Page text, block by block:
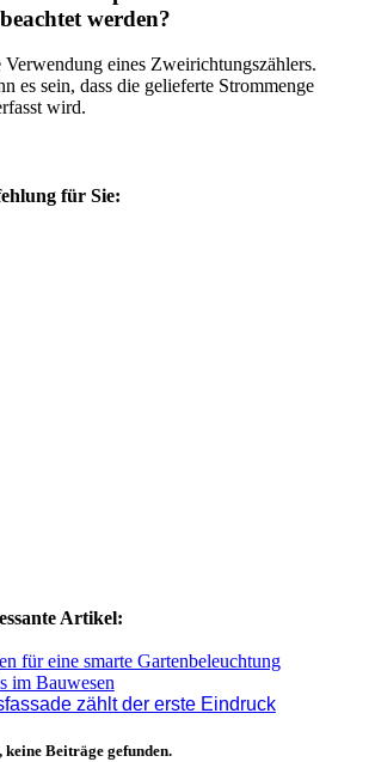
werden?
eines Zweirichtungszählers.
es sein, dass die gelieferte Strommenge
wird.
für Sie:
Artikel:
für eine smarte Gartenbeleuchtung
im Bauwesen
zählt der erste Eindruck
Beiträge gefunden.